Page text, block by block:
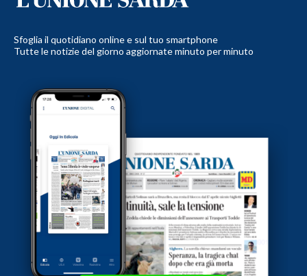
Sfoglia il quotidiano online e sul tuo smartphone
Tutte le notizie del giorno aggiornate minuto per minuto